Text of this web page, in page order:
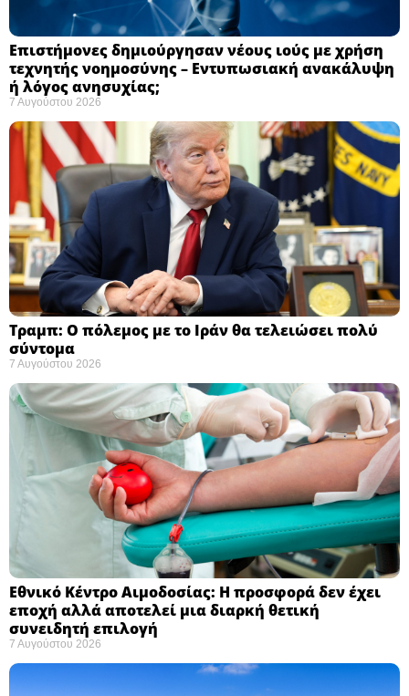
Επιστήμονες δημιούργησαν νέους ιούς με χρήση
τεχνητής νοημοσύνης – Εντυπωσιακή ανακάλυψη
ή λόγος ανησυχίας; ​
7 Αυγούστου 2026
Τραμπ: Ο πόλεμος με το Ιράν θα τελειώσει πολύ
σύντομα ​
7 Αυγούστου 2026
Εθνικό Κέντρο Αιμοδοσίας: H προσφορά δεν έχει
εποχή αλλά αποτελεί μια διαρκή θετική
συνειδητή επιλογή ​
7 Αυγούστου 2026